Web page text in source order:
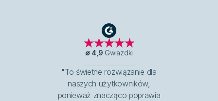
G2
∅ 4,9 Gwiazdki
"To świetne rozwiązanie dla
naszych użytkowników,
ponieważ znacząco poprawia